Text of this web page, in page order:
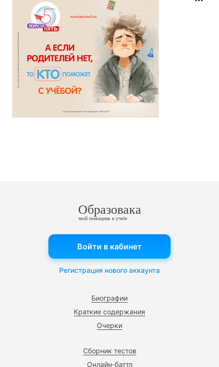
Образовака
твой помощник в учебе
Биографии
Краткие содержания
Очерки
Сборник тестов
Онлайн-баттл
Войти в кабинет
Регистрация нового аккаунта